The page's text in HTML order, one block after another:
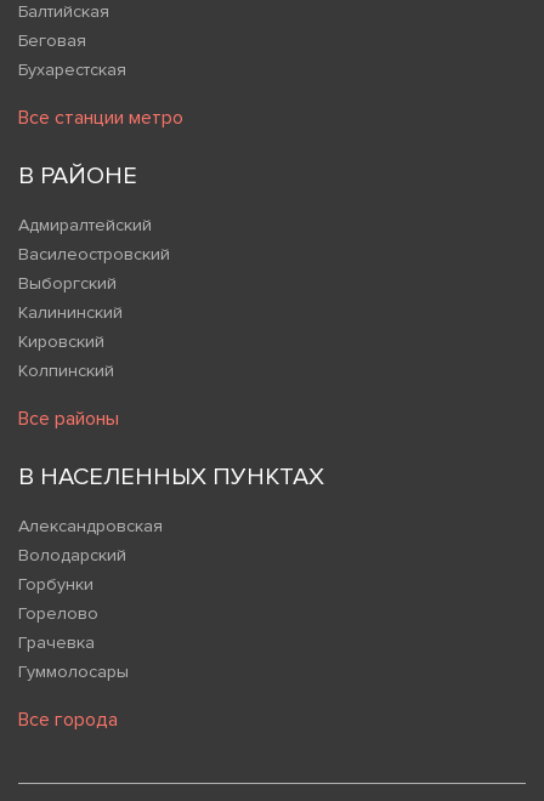
Балтийская
Беговая
Бухарестская
Все станции метро
В РАЙОНЕ
Адмиралтейский
Василеостровский
Выборгский
Калининский
Кировский
Колпинский
Все районы
В НАСЕЛЕННЫХ ПУНКТАХ
Александровская
Володарский
Горбунки
Горелово
Грачевка
Гуммолосары
Все города